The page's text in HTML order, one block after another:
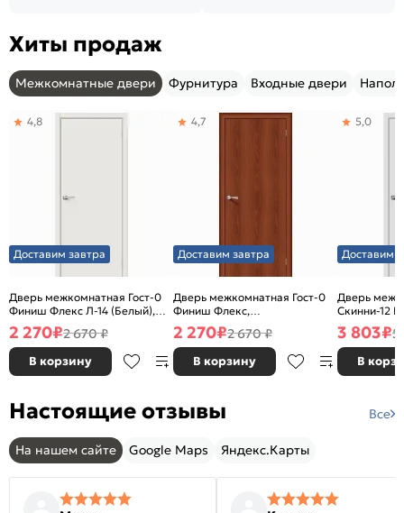
Хиты продаж
Межкомнатные двери Фурнитура Входные двери
Доставим завтра
Дверь межкомнатная Гост-0
Финиш Флекс Л-14 (Белый),
глухая, каркасно-щитовая
4,8
2 270₽2 670 ₽
В корзину
Доставим завтра
Дверь межкомнатная Гост-0
Финиш Флекс,
Ламинированные Л-11
(ИталОрех), глухая, каркасно-
щитовая
4,7
2 270₽2 670 ₽
В корзину
Доставим
Дверь
Скинни-12
глухая,
5,0
3 803₽5
В
Настоящие отзывы Все
На нашем сайте Google Maps Яндекс.Карты